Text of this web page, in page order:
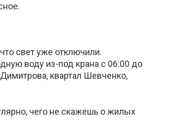
свет уже отключили.
воду из-под крана с 06:00 до
квартал Шевченко,
чего не скажешь о жилых